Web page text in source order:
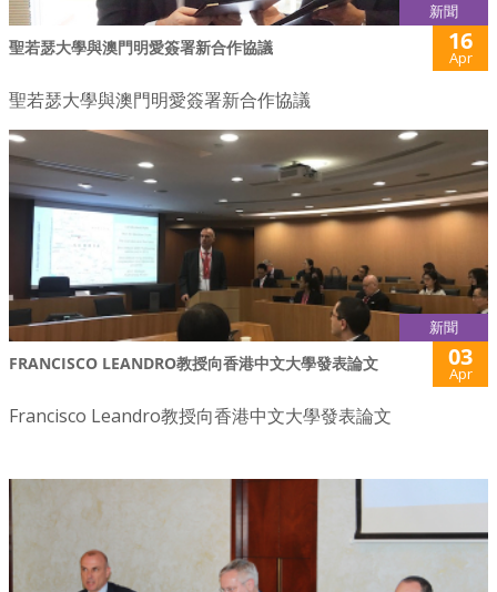
新聞
聖若瑟大學與澳門明愛簽署新合作協議 16
Apr
聖若瑟大學與澳門明愛簽署新合作協議
新聞
FRANCISCO LEANDRO教授向香港中文大學發表論文 03
Apr
Francisco Leandro教授向香港中文大學發表論文